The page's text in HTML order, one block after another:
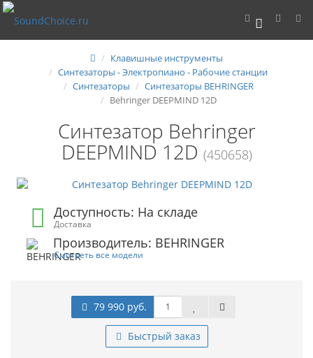
0
Клавишные инструменты
Синтезаторы - Электропиано - Рабочие станции
Синтезаторы
Синтезаторы BEHRINGER
Behringer DEEPMIND 12D
Синтезатор Behringer
DEEPMIND 12D (450658)
Доступность: На складе
Доставка
Производитель: BEHRINGER
Смотреть все модели
79 990 руб.
Быстрый заказ